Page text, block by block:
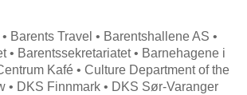
Barents Travel • Barentshallene AS •
• Barentssekretariatet • Barnehagene i
Kafé • Culture Department of the
• DKS Finnmark • DKS Sør-Varanger